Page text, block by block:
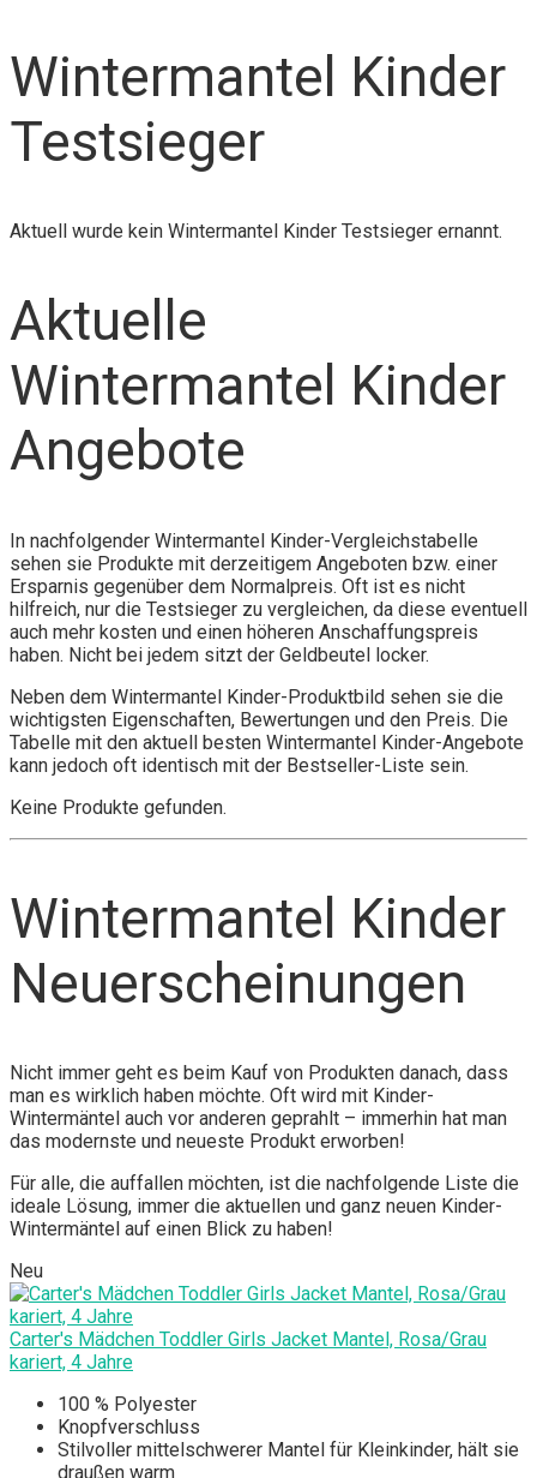
Wintermantel Kinder
Testsieger
Aktuell wurde kein Wintermantel Kinder Testsieger ernannt.
Aktuelle
Wintermantel Kinder
Angebote
In nachfolgender Wintermantel Kinder-Vergleichstabelle
sehen sie Produkte mit derzeitigem Angeboten bzw. einer
Ersparnis gegenüber dem Normalpreis. Oft ist es nicht
hilfreich, nur die Testsieger zu vergleichen, da diese eventuell
auch mehr kosten und einen höheren Anschaffungspreis
haben. Nicht bei jedem sitzt der Geldbeutel locker.
Neben dem Wintermantel Kinder-Produktbild sehen sie die
wichtigsten Eigenschaften, Bewertungen und den Preis. Die
Tabelle mit den aktuell besten Wintermantel Kinder-Angebote
kann jedoch oft identisch mit der Bestseller-Liste sein.
Keine Produkte gefunden.
Wintermantel Kinder
Neuerscheinungen
Nicht immer geht es beim Kauf von Produkten danach, dass
man es wirklich haben möchte. Oft wird mit Kinder-
Wintermäntel auch vor anderen geprahlt – immerhin hat man
das modernste und neueste Produkt erworben!
Für alle, die auffallen möchten, ist die nachfolgende Liste die
ideale Lösung, immer die aktuellen und ganz neuen Kinder-
Wintermäntel auf einen Blick zu haben!
Neu
Carter's Mädchen Toddler Girls Jacket Mantel, Rosa/Grau
kariert, 4 Jahre
100 % Polyester
Knopfverschluss
Stilvoller mittelschwerer Mantel für Kleinkinder, hält sie
draußen warm